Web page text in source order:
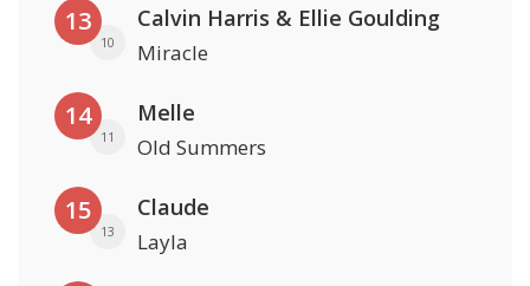
13
10
Calvin Harris & Ellie Goulding
Miracle
14
11
Melle
Old Summers
15
13
Claude
Layla